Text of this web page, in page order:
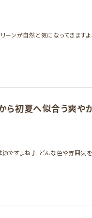
ーンが自然と気になってきます
初夏へ似合う爽や
節ですよね♪ どんな色や雰囲